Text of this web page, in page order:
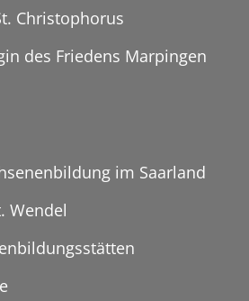
Christophorus
des Friedens Marpingen
im Saarland
Wendel